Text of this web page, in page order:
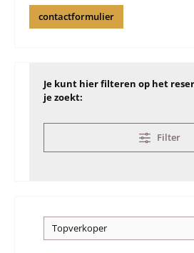
contactformulier
Je kunt hier filteren op het
je zoekt:
Filter